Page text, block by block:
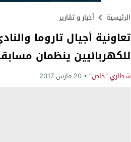
الرئيسية أخبار و تقارير
تعاونية أجيال تاروما
للكهربائيين ينظمان
شطاري "خاص" 20 مارس 2017